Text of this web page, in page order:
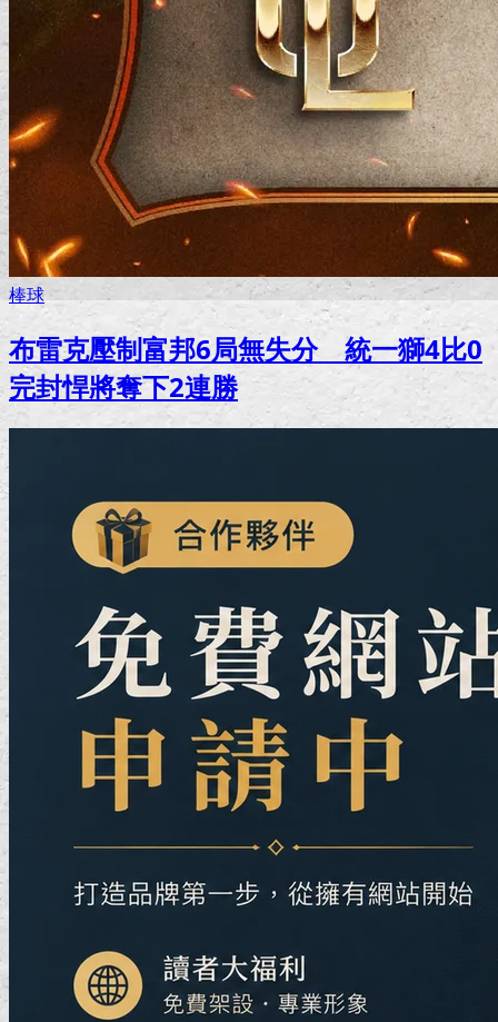
棒球
布雷克壓制富邦6局無失分 統一獅4比0
完封悍將奪下2連勝